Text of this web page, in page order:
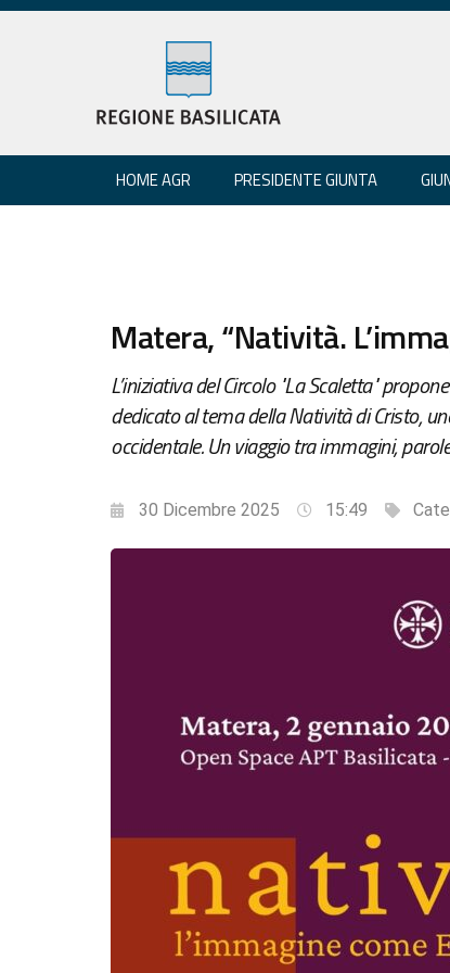
HOME AGR PRESIDENTE GIUNTA
Matera, “Natività.
L’iniziativa del Circolo "La Scaletta"
dedicato al tema della Natività di Cristo,
occidentale. Un viaggio tra immagini,
30 Dicembre 2025 15:49